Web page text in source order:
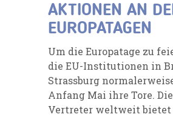
AKTIONEN AN
EUROPATAGEN
Um die Europatage zu
die EU-Institutionen in
Strassburg
Anfang Mai ihre Tore.
Vertreter weltweit bietet